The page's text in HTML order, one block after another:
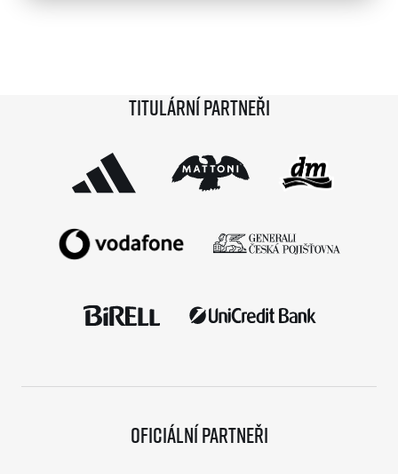
Titulární partneři
Oficiální partneři